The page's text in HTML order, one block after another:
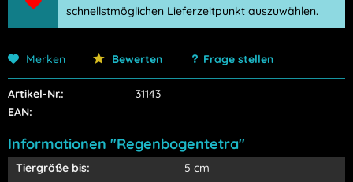
schnellstmöglichen Lieferzeitpunkt auszuwählen.
Merken Bewerten Frage stellen
Artikel-Nr.:
31143
EAN:
Informationen "Regenbogentetra"
Tiergröße bis:
5 cm